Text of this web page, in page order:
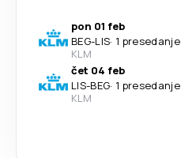
pon 01 feb
BEG-LIS· 1 presedanje
KLM
čet 04 feb
LIS-BEG· 1 presedanje
KLM